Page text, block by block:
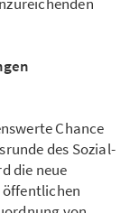
Chance
des Sozial-
die neue